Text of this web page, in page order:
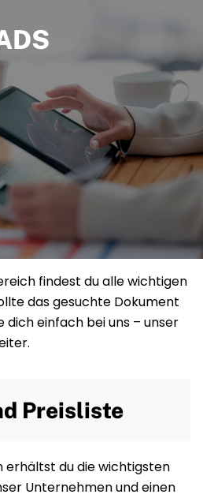
findest du alle wichtigen
das gesuchte Dokument
dich einfach bei uns – unser
Preisliste
erhältst du die wichtigsten
Unternehmen und einen